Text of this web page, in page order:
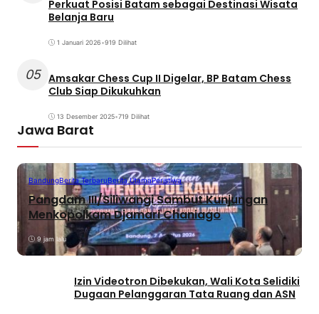
Perkuat Posisi Batam sebagai Destinasi Wisata
Belanja Baru
1 Januari 2026•919 Dilihat
05 Amsakar Chess Cup II Digelar, BP Batam Chess
Club Siap Dikukuhkan
13 Desember 2025•719 Dilihat
Jawa Barat
BandungBerita TerbaruBerita UtamaPeristiwa
Pangdam III/Siliwangi Sambut Kunjungan
Menkopolkam Djamari Chaniago
9 jam lalu
Izin Videotron Dibekukan, Wali Kota Selidiki
Dugaan Pelanggaran Tata Ruang dan ASN